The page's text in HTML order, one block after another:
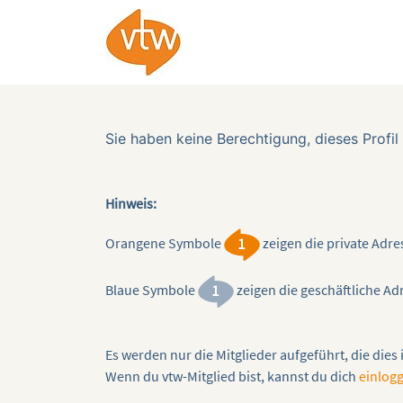
Sie haben keine Berechtigung, dieses
Hinweis:
Orangene Symbole zeigen die private
Blaue Symbole zeigen die geschäftliche
Es werden nur die Mitglieder aufgeführt, die
Wenn du vtw-Mitglied bist, kannst du dich